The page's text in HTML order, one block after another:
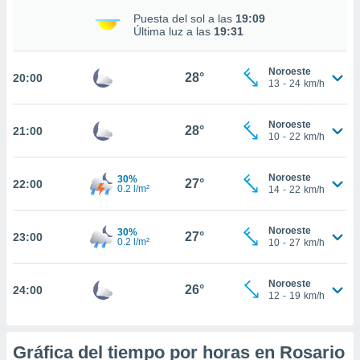
únicos
este sitio
de
traten tus
interés
Para
datos
Puesta del sol a las 19:09
Última luz a las 19:31
20:00 28°
Noroeste
13 - 24 km/h
21:00 28°
Noroeste
10 - 22 km/h
22:00
30%
0.2 l/m²
27°
Noroeste
14 - 22 km/h
23:00
30%
0.2 l/m²
27°
Noroeste
10 - 27 km/h
24:00 26°
Noroeste
12 - 19 km/h
Gráfica del tiempo por horas en Rosario